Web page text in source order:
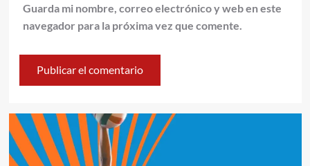
Guarda mi nombre, correo electrónico y web en este
navegador para la próxima vez que comente.